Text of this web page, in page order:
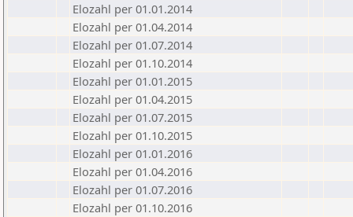
Elozahl per 01.01.2014
Elozahl per 01.04.2014
Elozahl per 01.07.2014
Elozahl per 01.10.2014
Elozahl per 01.01.2015
Elozahl per 01.04.2015
Elozahl per 01.07.2015
Elozahl per 01.10.2015
Elozahl per 01.01.2016
Elozahl per 01.04.2016
Elozahl per 01.07.2016
Elozahl per 01.10.2016